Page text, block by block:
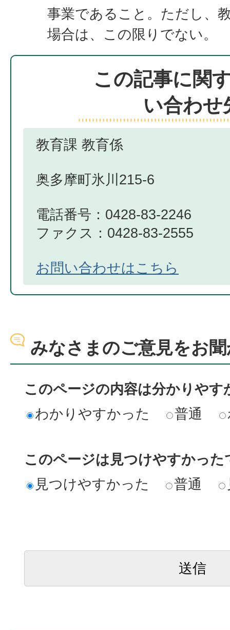
事業であること。ただし、
場合は、この限りでない。
この記事に関
い合わせ
教育課 教育係
奥多摩町氷川215-6
電話番号：0428-83-2246
ファクス：0428-83-2555
お問い合わせはこちら
みなさまのご意見をお
このページの内容は分かりやす
わかりやすかった
普通
このページは見つけやすかった
見つけやすかった
普通